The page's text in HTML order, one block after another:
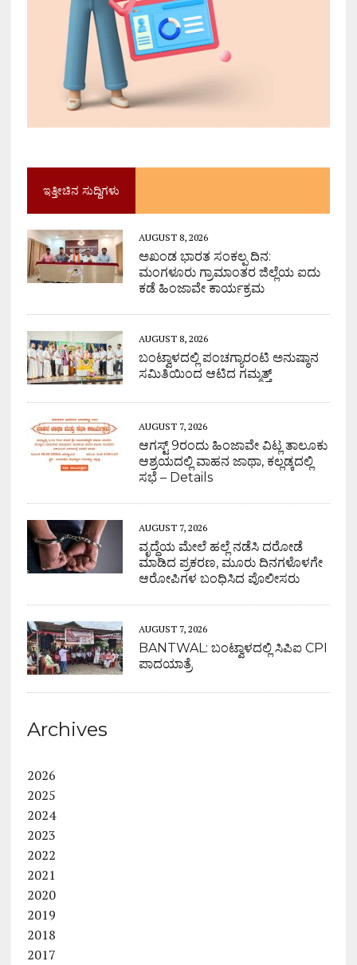
ಇತ್ತೀಚಿನ ಸುದ್ದಿಗಳು
AUGUST 8, 2026
ಅಖಂಡ ಭಾರತ ಸಂಕಲ್ಪ ದಿನ:
ಮಂಗಳೂರು ಗ್ರಾಮಾಂತರ ಜಿಲ್ಲೆಯ ಐದು
ಕಡೆ ಹಿಂಜಾವೇ ಕಾರ್ಯಕ್ರಮ
AUGUST 8, 2026
ಬಂಟ್ವಾಳದಲ್ಲಿ ಪಂಚಗ್ಯಾರಂಟಿ ಅನುಷ್ಠಾನ
ಸಮಿತಿಯಿಂದ ಆಟಿದ ಗಮ್ಮತ್ತ್
AUGUST 7, 2026
ಆಗಸ್ಟ್ 9ರಂದು ಹಿಂಜಾವೇ ವಿಟ್ಲ ತಾಲೂಕು
ಆಶ್ರಯದಲ್ಲಿ ವಾಹನ ಜಾಥಾ, ಕಲ್ಲಡ್ಕದಲ್ಲಿ
ಸಭೆ – Details
AUGUST 7, 2026
ವೃದ್ಧೆಯ ಮೇಲೆ ಹಲ್ಲೆ ನಡೆಸಿ ದರೋಡೆ
ಮಾಡಿದ ಪ್ರಕರಣ, ಮೂರು ದಿನಗಳೊಳಗೇ
ಆರೋಪಿಗಳ ಬಂಧಿಸಿದ ಪೊಲೀಸರು
AUGUST 7, 2026
BANTWAL: ಬಂಟ್ವಾಳದಲ್ಲಿ ಸಿಪಿಐ CPI
ಪಾದಯಾತ್ರೆ
Archives
2026
2025
2024
2023
2022
2021
2020
2019
2018
2017